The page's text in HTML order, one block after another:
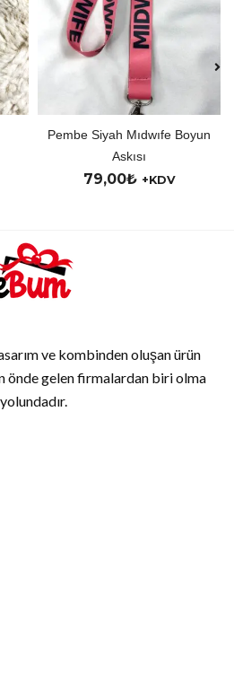
Mıdwıfe Boyun
Kişiye
ve kombinden oluşan ürün
önde gelen firmalardan biri olma
yolundadır.